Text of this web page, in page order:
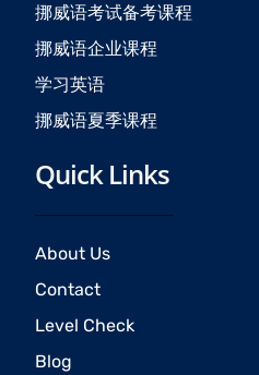
挪威语考试备考课程
挪威语企业课程
学习英语
挪威语夏季课程
Quick Links
About Us
Contact
Level Check
Blog